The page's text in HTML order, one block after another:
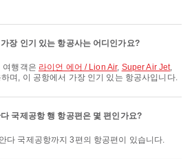
장 인기 있는 항공사는 어디인가요?
여행객은 라이언 에어 / Lion Air, Super Air Jet,
며, 이 공항에서 가장 인기 있는 항공사입니다.
국제공항 행 항공편은 몇 편인가요?
안다 국제공항까지 3편의 항공편이 있습니다.